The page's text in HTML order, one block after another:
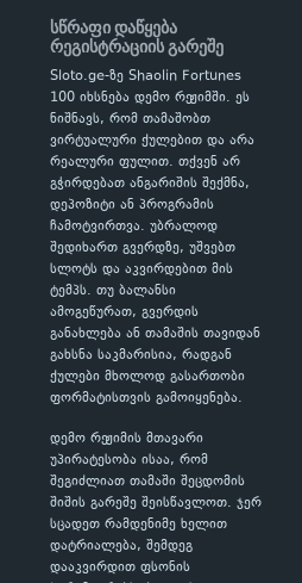
სწრაფი დაწყება
რეგისტრაციის გარეშე
Sloto.ge-ზე Shaolin Fortunes
100 იხსნება დემო რეჟიმში. ეს
ნიშნავს, რომ თამაშობთ
ვირტუალური ქულებით და არა
რეალური ფულით. თქვენ არ
გჭირდებათ ანგარიშის შექმნა,
დეპოზიტი ან პროგრამის
ჩამოტვირთვა. უბრალოდ
შედიხართ გვერდზე, უშვებთ
სლოტს და აკვირდებით მის
ტემპს. თუ ბალანსი
ამოგეწურათ, გვერდის
განახლება ან თამაშის თავიდან
გახსნა საკმარისია, რადგან
ქულები მხოლოდ გასართობი
ფორმატისთვის გამოიყენება.
დემო რეჟიმის მთავარი
უპირატესობა ისაა, რომ
შეგიძლიათ თამაში შეცდომის
შიშის გარეშე შეისწავლოთ. ჯერ
სცადეთ რამდენიმე ხელით
დატრიალება, შემდეგ
დააკვირდით ფსონის